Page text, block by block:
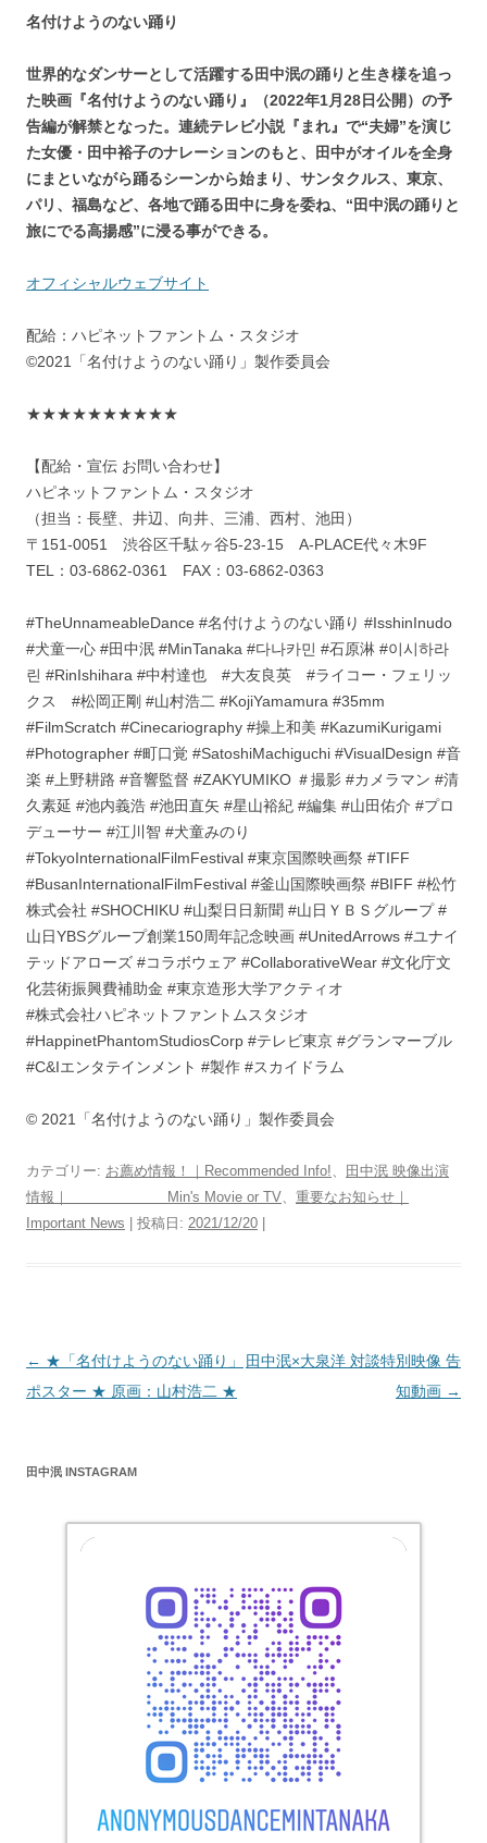
名付けようのない踊り
世界的なダンサーとして活躍する田中泯の踊りと生き様を追っ
た映画『名付けようのない踊り』（2022年1月28日公開）の予
告編が解禁となった。連続テレビ小説『まれ』で“夫婦”を演じ
た女優・田中裕子のナレーションのもと、田中がオイルを全身
にまといながら踊るシーンから始まり、サンタクルス、東京、
パリ、福島など、各地で踊る田中に身を委ね、“田中泯の踊りと
旅にでる高揚感”に浸る事ができる。
オフィシャルウェブサイト
配給：ハピネットファントム・スタジオ
©2021「名付けようのない踊り」製作委員会
★★★★★★★★★★
【配給・宣伝 お問い合わせ】
ハピネットファントム・スタジオ
（担当：長壁、井辺、向井、三浦、西村、池田）
〒151-0051 渋谷区千駄ヶ谷5-23-15 A-PLACE代々木9F
TEL：03-6862-0361 FAX：03-6862-0363
#TheUnnameableDance #名付けようのない踊り #IsshinInudo
#犬童一心 #田中泯 #MinTanaka #다나카민 #石原淋 #이시하라
린 #RinIshihara #中村達也 #大友良英 #ライコー・フェリッ
クス #松岡正剛 #山村浩二 #KojiYamamura #35mm
#FilmScratch #Cinecariography #操上和美 #KazumiKurigami
#Photographer #町口覚 #SatoshiMachiguchi #VisualDesign #音
楽 #上野耕路 #音響監督 #ZAKYUMIKO ＃撮影 #カメラマン #清
久素延 #池内義浩 #池田直矢 #星山裕紀 #編集 #山田佑介 #プロ
デューサー #江川智 #犬童みのり
#TokyoInternationalFilmFestival #東京国際映画祭 #TIFF
#BusanInternationalFilmFestival #釜山国際映画祭 #BIFF #松竹
株式会社 #SHOCHIKU #山梨日日新聞 #山日ＹＢＳグループ #
山日YBSグループ創業150周年記念映画 #UnitedArrows #ユナイ
テッドアローズ #コラボウェア #CollaborativeWear #文化庁文
化芸術振興費補助金 #東京造形大学アクティオ
#株式会社ハピネットファントムスタジオ
#HappinetPhantomStudiosCorp #テレビ東京 #グランマーブル
#C&Iエンタテインメント #製作 #スカイドラム
© 2021「名付けようのない踊り」製作委員会
カテゴリー: お薦め情報！｜Recommended Info!
田中泯 映像出演
情報｜ Min's Movie or TV
重要なお知らせ｜
Important News | 投稿日: 2021/12/20
投
稿
ゲ
← ★「名付けようのない踊り」
ポスター ★ 原画：山村浩二 ★
田中泯×大泉洋 対談特別映像 告
知動画 →
田中泯 INSTAGRAM